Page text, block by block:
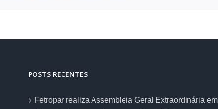
POSTS RECENTES
Fetropar realiza Assembleia Geral Extraordinária em